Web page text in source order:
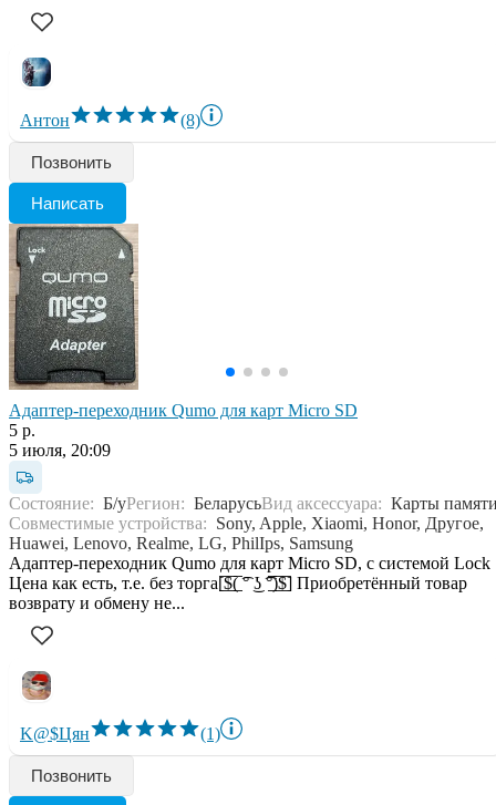
Антон (8)
Позвонить
Написать
Адаптер-переходник Qumo для карт Micro SD
5 р.
5 июля, 20:09
Состояние: Б/уРегион: БеларусьВид аксессуара: Карты
Совместимые устройства: Sony, Apple, Xiaomi, Honor, Другое,
Huawei, Lenovo, Realme, LG, PhilIps, Samsung
Адаптер-переходник Qumo для карт Micro SD, с системой Lock
Цена как есть, т.е. без торга[̲̅$̲̅(̲̅ ͡° ͜ʖ ͡°̲̅)̲̅$̲̅] Приобретённый товар
возврату и обмену не...
K@$Цян (1)
Позвонить